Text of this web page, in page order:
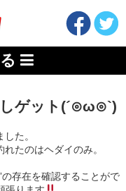
しゲット(´⊙ω⊙`)
た。
たのはヘダイのみ。
存在を確認することがで